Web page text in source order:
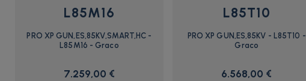
L85M16
PRO XP GUN,ES,85KV,SMART,HC -
L85M16 - Graco
7.259,00 €
L85T10
PRO XP GUN,ES,85KV - L85T10 -
Graco
6.568,00 €